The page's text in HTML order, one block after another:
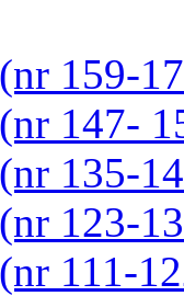
159-
147-
135-
123-
111-